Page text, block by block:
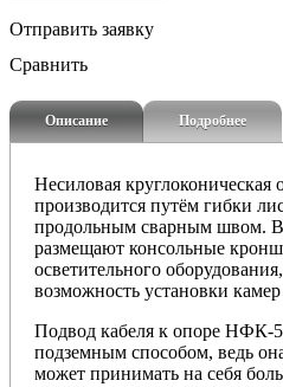
Отправить заявку
Сравнить
Описание Подробнее
Несиловая
производится путём гибки
продольным сварным швом.
размещают консольные
осветительного
возможность установки
Подвод кабеля к опоре НФК-
подземным способом, ведь
может принимать на себя